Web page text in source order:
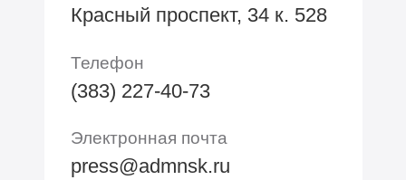
Красный проспект, 34 к. 528
Телефон
(383) 227-40-73
Электронная почта
press@admnsk.ru